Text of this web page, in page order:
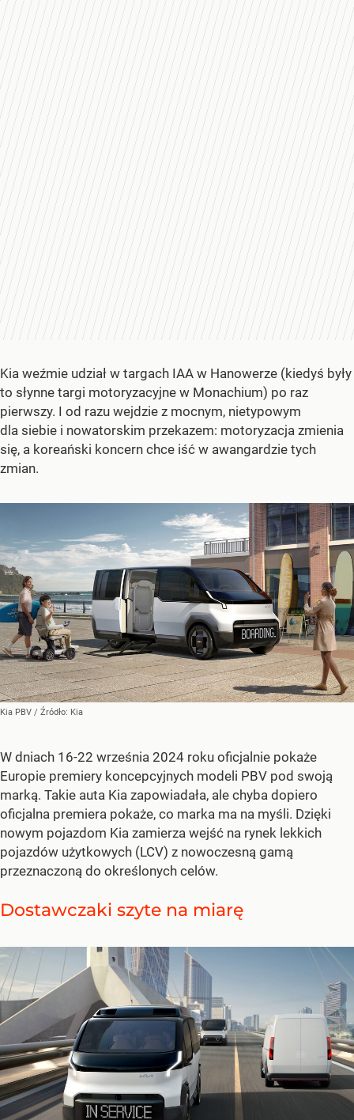
Kia weźmie udział w targach IAA w Hanowerze (kiedyś były
to słynne targi motoryzacyjne w Monachium) po raz
pierwszy. I od razu wejdzie z mocnym, nietypowym
dla siebie i nowatorskim przekazem: motoryzacja zmienia
się, a koreański koncern chce iść w awangardzie tych
zmian.
Kia PBV / Źródło: Kia
W dniach 16-22 września 2024 roku oficjalnie pokaże
Europie premiery koncepcyjnych modeli PBV pod swoją
marką. Takie auta Kia zapowiadała, ale chyba dopiero
oficjalna premiera pokaże, co marka ma na myśli. Dzięki
nowym pojazdom Kia zamierza wejść na rynek lekkich
pojazdów użytkowych (LCV) z nowoczesną gamą
przeznaczoną do określonych celów.
Dostawczaki szyte na miarę